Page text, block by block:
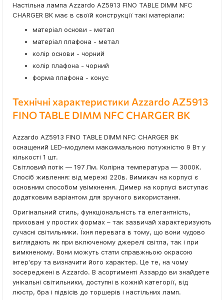
Настільна лампа Azzardo AZ5913 FINO TABLE DIMM NFC
CHARGER BK має в своїй конструкції такі матеріали:
матеріал основи - метал
матеріал плафона - метал
колір основи - чорний
колір плафона - чорний
форма плафона - конус
Технічні характеристики Azzardo AZ5913
FINO TABLE DIMM NFC CHARGER BK
Azzardo AZ5913 FINO TABLE DIMM NFC CHARGER BK
оснащений LED-модулем максимальною потужністю 9 Вт у
кількості 1 шт.
Світловий потік — 197 Лм. Колірна температура — 3000К.
Спосіб живлення: від мережі 220в. Вимикач на корпусі є
основним способом увімкнення. Димер на корпусі виступає
додатковим варіантом для зручного використання.
Оригінальний стиль, функціональність та елегантність,
приховані у простих формах – так зазвичай характеризують
сучасні світильники. Їхня перевага в тому, що вони чудово
виглядають як при включеному джерелі світла, так і при
вимкненому. Вони можуть стати справжньою окрасою
інтер'єру та визначити його характер. Це те, на чому
зосереджені в Azzardo. В асортименті Аззардо ви знайдете
унікальні світильники, доступні в кожній категорії, від
люстр, бра і підвісів до торшерів і настільних ламп.